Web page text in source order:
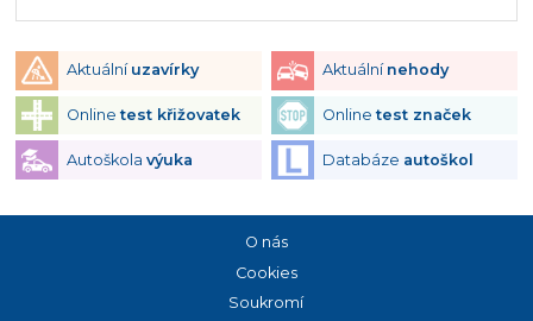
Aktuální uzavírky Aktuální nehody
Onlinetest křižovatek Onlinetest značek
Autoškola výuka Databáze autoškol
O nás
Cookies
Soukromí